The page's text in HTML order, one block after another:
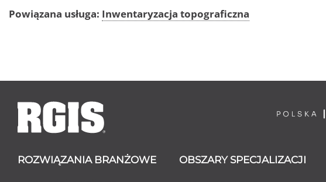
Powiązana usługa: Inwentaryzacja topograficzna
ROZWIĄZANIA BRANŻOWE OBSZARY SPECJALIZACJI